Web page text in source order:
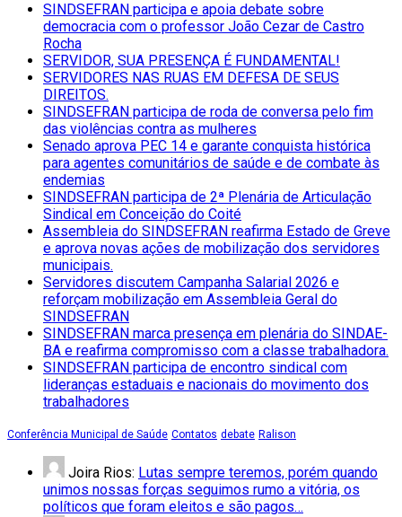
SINDSEFRAN participa e apoia debate sobre
democracia com o professor João Cezar de Castro
Rocha
SERVIDOR, SUA PRESENÇA É FUNDAMENTAL!
SERVIDORES NAS RUAS EM DEFESA DE SEUS
DIREITOS.
SINDSEFRAN participa de roda de conversa pelo fim
das violências contra as mulheres
Senado aprova PEC 14 e garante conquista histórica
para agentes comunitários de saúde e de combate às
endemias
SINDSEFRAN participa de 2ª Plenária de Articulação
Sindical em Conceição do Coité
Assembleia do SINDSEFRAN reafirma Estado de Greve
e aprova novas ações de mobilização dos servidores
municipais.
Servidores discutem Campanha Salarial 2026 e
reforçam mobilização em Assembleia Geral do
SINDSEFRAN
SINDSEFRAN marca presença em plenária do SINDAE-
BA e reafirma compromisso com a classe trabalhadora.
SINDSEFRAN participa de encontro sindical com
lideranças estaduais e nacionais do movimento dos
trabalhadores
Conferência Municipal de Saúde Contatos debate Ralison
Joira Rios: Lutas sempre teremos, porém quando
unimos nossas forças seguimos rumo a vitória, os
políticos que foram eleitos e são pagos…